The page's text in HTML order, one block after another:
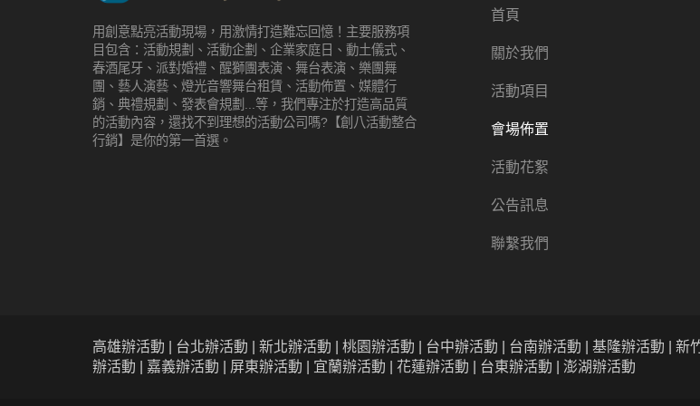
用創意點亮活動現場，用激情打造難忘回憶！主要服務項
目包含：活動規劃、活動企劃、企業家庭日、動土儀式、
春酒尾牙、派對婚禮、醒獅團表演、舞台表演、樂團舞
團、藝人演藝、燈光音響舞台租賃、活動佈置、媒體行
銷、典禮規劃、發表會規劃...等，我們專注於打造高品質
的活動內容，還找不到理想的活動公司嗎?【創八活動整合
行銷】是你的第一首選。
首頁
關於我們
活動項目
會場佈置
活動花絮
公告訊息
聯繫我們
高雄辦活動 | 台北辦活動 | 新北辦活動 | 桃園辦活動 | 台中辦活動 | 台南辦活動 | 基隆辦活動 |
辦活動 | 嘉義辦活動 | 屏東辦活動 | 宜蘭辦活動 | 花蓮辦活動 | 台東辦活動 | 澎湖辦活動